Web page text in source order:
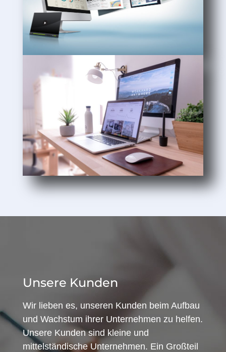
Unsere Kunden
Wir lieben es, unseren Kunden beim Aufbau
und Wachstum ihrer Unternehmen zu helfen.
Unsere Kunden sind kleine und
mittelständische Unternehmen. Ein Großteil